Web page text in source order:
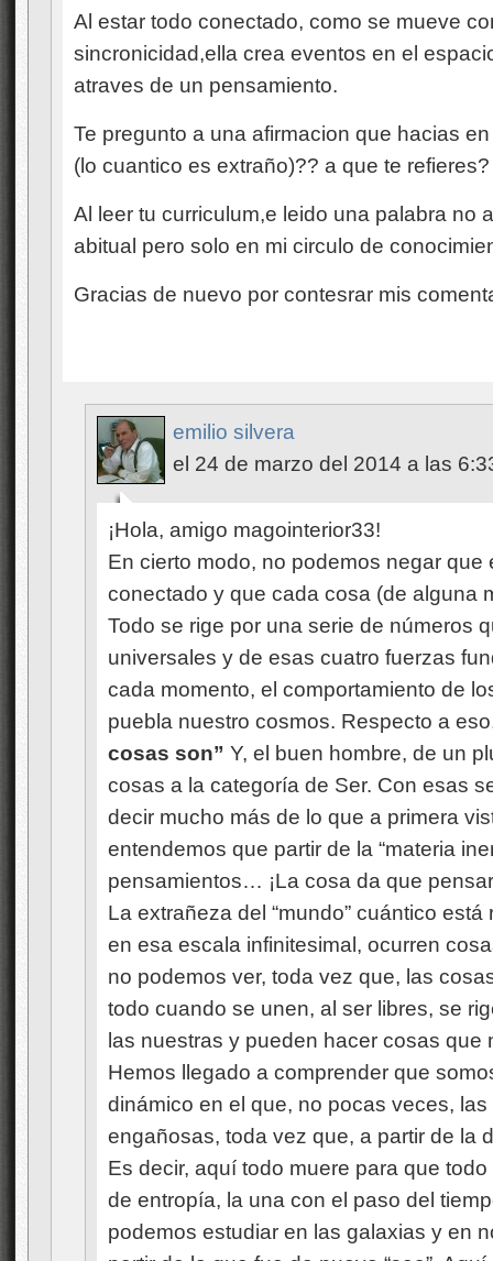
Al estar todo conectado, como se mueve
sincronicidad,ella crea eventos en el
atraves de un pensamiento.
Te pregunto a una afirmacion que hacias
(lo cuantico es extraño)?? a que te refieres?
Al leer tu curriculum,e leido una palabra no
abitual pero solo en mi circulo de
Gracias de nuevo por contesrar mis
emilio silvera
el 24 de marzo del 2014 a las
¡Hola, amigo magointerior33!
En cierto modo, no podemos negar que
conectado y que cada cosa (de alguna
Todo se rige por una serie de números
universales y de esas cuatro fuerzas
cada momento, el comportamiento de
puebla nuestro cosmos. Respecto a
cosas son” Y, el buen hombre, de un
cosas a la categoría de Ser. Con esas
decir mucho más de lo que a primera
entendemos que partir de la “materia
pensamientos… ¡La cosa da que
La extrañeza del “mundo” cuántico
en esa escala infinitesimal, ocurren
no podemos ver, toda vez que, las
todo cuando se unen, al ser libres, se
las nuestras y pueden hacer cosas que
Hemos llegado a comprender que
dinámico en el que, no pocas veces,
engañosas, toda vez que, a partir de la
Es decir, aquí todo muere para que
de entropía, la una con el paso del
podemos estudiar en las galaxias y en